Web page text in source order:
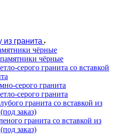
гранита
чёрные
чёрные
серого гранита со вставкой
серого гранита
серого гранита
гранита со вставкой из
заказ)
гранита со вставкой из
заказ)